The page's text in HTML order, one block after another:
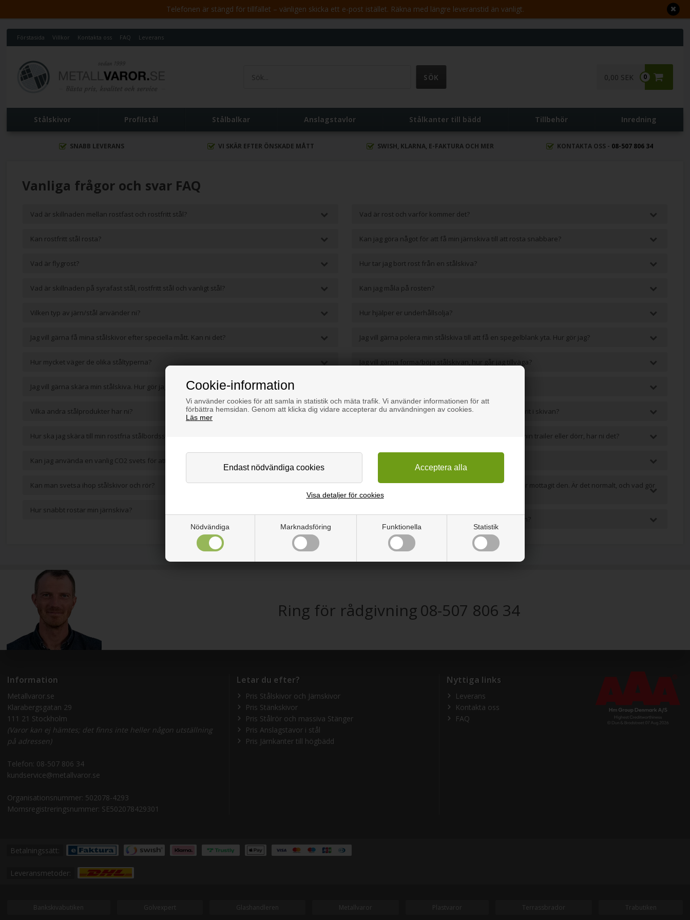
Cookie-information
Vi använder cookies för att samla in statistik och mäta trafik. Vi använder informationen för att
förbättra hemsidan. Genom att klicka dig vidare accepterar du användningen av cookies.
Läs mer
Nödvändiga Marknadsföring Funktionella Statistik
Visa detaljer för cookies
Telefonen är stängd för tillfället – vänligen skicka ett e-post istället. Räkna med längre leveranstid än vanligt.
Förstasida Villkor Kontakta oss FAQ Leverans
0
0,00 SEK
Stålskivor Profilstål Stålbalkar Anslagstavlor Stålkanter till bädd Tillbehör Inredning
SNABB LEVERANS VI SKÄR EFTER ÖNSKADE MÅTT SWISH, KLARNA, E-FAKTURA OCH MER KONTAKTA OSS - 08-507 806 34
Vanliga frågor och svar FAQ
Vad är skillnaden mellan rostfast och rostfritt stål?
Kan rostfritt stål rosta?
Vad är flygrost?
Vad är skillnaden på syrafast stål, rostfritt stål och vanligt stål?
Vilken typ av järn/stål använder ni?
Jag vill gärna få mina stålskivor efter speciella mått. Kan ni det?
Hur mycket väger de olika ståltyperna?
Jag vill gärna skära min stålskiva. Hur gör jag det?
Vilka andra stålprodukter har ni?
Hur ska jag skära till min rostfria stålbordsskiva?
Kan jag använda en vanlig CO2 svets för att svetsa rostfritt stål?
Kan man svetsa ihop stålskivor och rör?
Hur snabbt rostar min järnskiva?
Vad är rost och varför kommer det?
Kan jag göra något för att få min järnskiva till att rosta snabbare?
Hur tar jag bort rost från en stålskiva?
Kan jag måla på rosten?
Hur hjälper er underhållsolja?
Jag vill gärna polera min stålskiva till att få en spegelblank yta. Hur gör jag?
Jag vill gärna forma/böja stålskivan, hur går jag tillväga?
Hur får jag själv bort ojämnheter, efter att jag har skurit i skivan?
Jag vill gärna ha en glidsäker stålskiva, som ramp till min trailer eller dörr, har ni det?
Min stålskiva verkar smutsig och fettig efter att jag har mottagit den. Är det normalt, och vad gör
jag?
Ring för rådgivning08-507 806 34
Information
Metallvaror.se
Klarabergsgatan 29
111 21 Stockholm
(Varor kan ej hämtes; det finns inte heller någon utställning
på adressen)
Telefon: 08-507 806 34
kundservice@metallvaror.se
Organisationsnummer: 502078-4293
Momsregistreringsnummer: SE502078429301
Letar du efter?
Pris Stålskivor och Järnskivor
Pris Stänkskivor
Pris Stålrör och massiva Stänger
Pris Anslagstavor i stål
Pris Järnkanter till högbädd
Nyttiga links
Leverans
Kontakta oss
FAQ
Betalningssätt:
Leveransmetoder:
Bankskivabutiken Golvexpert Glashandleren Metallvaror Plastvaror Terrassbrador Trabutiken